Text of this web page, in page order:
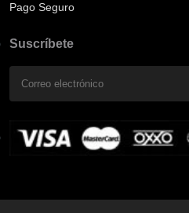
Pago Seguro
Suscríbete